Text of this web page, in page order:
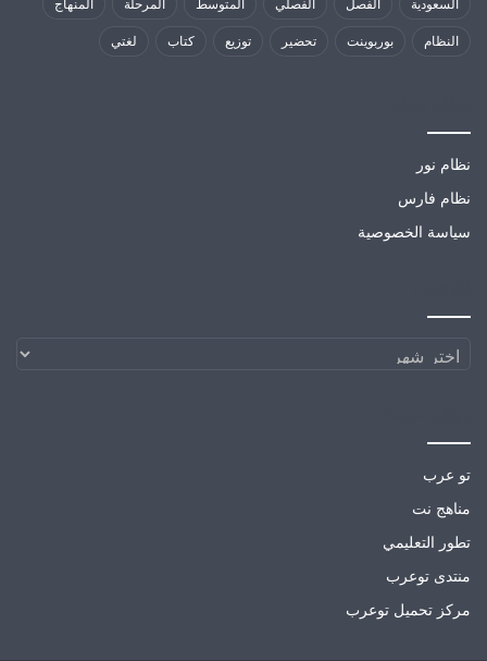
السعودية الفصل الفصلي المتوسط المرحلة المنهاج
النظام بوربوينت تحضير توزيع كتاب لغتي
نظام نور
نظام فارس
سياسة الخصوصية
الارشيف
تو عرب
مناهج نت
تطور التعليمي
منتدى توعرب
مركز تحميل توعرب